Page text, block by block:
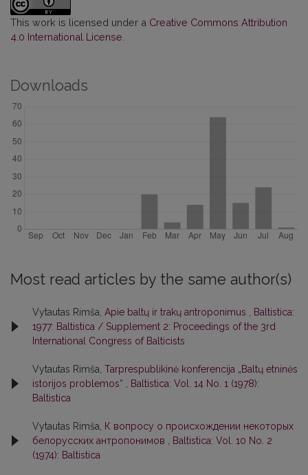
This work is licensed under a Creative Commons Attribution
4.0 International License
Downloads
Most read articles by the same author(s)
Vytautas Rimša, Apie baltų ir trakų antroponimus
Baltistica:
1977: Baltistica / Supplement 2: Proceedings of the 3rd
International Congress of Balticists
Vytautas Rimša, Tarprespublikinė konferencija „Baltų etninės
istorijos problemos“
Baltistica: Vol. 14 No. 1 (1978):
Baltistica
Vytautas Rimša, К вопросу о происхождении некоторых
белорусских антропонимов
Baltistica: Vol. 10 No. 2
(1974): Baltistica